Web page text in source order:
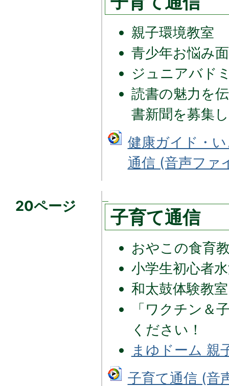
親子環境教室
青少年お悩み
ジュニアバド
読書の魅力を
書新聞を募集
健康ガイド・
通信 (音声ファ
20ページ
子育て通信
おやこの食育
小学生初心者
和太鼓体験教室
「ワクチン＆
ください！
まゆドーム 親
子育て通信 (音